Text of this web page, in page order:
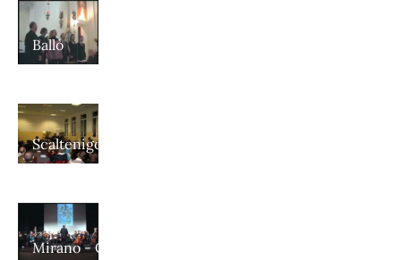
Ballò
Scaltenigo
Mirano - Concerto Finale